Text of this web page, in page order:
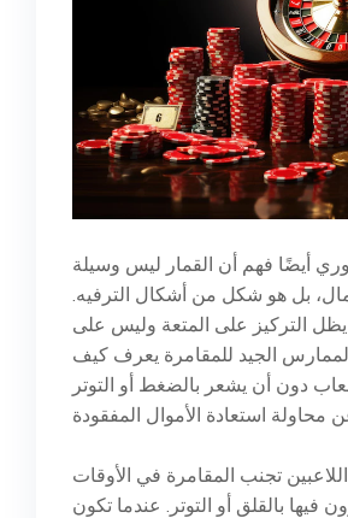
أيضًا فهم أن القمار ليس وسيلة
بل هو شكل من أشكال الترفيه.
التركيز على المتعة وليس على
الجيد للمقامرة يعرف كيف
دون أن يشعر بالضغط أو التوتر
تجنب المقامرة في الأوقات
فيها بالقلق أو التوتر. عندما تكون